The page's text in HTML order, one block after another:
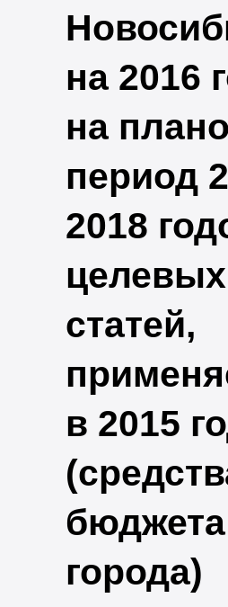
на 2016
на
период
2018
целевых
статей,
в 2015
бюджета
города)